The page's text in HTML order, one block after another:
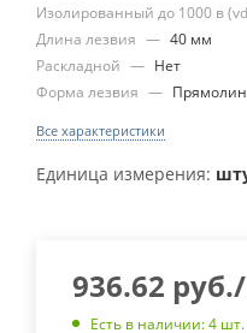
Изолированный до 1000 в
Длина лезвия — 40 мм
Раскладной — Нет
Форма лезвия —
Все характеристики
Единица измерения:
936.62 руб.
Есть в наличии: 4 шт.